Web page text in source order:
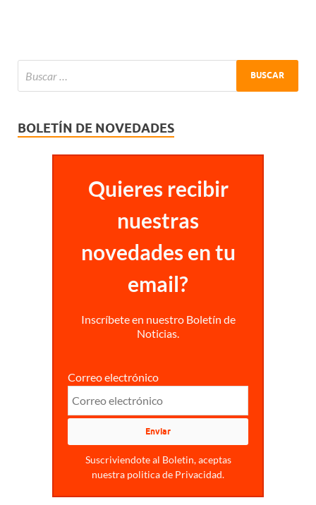
BOLETÍN DE NOVEDADES
Quieres recibir
nuestras
novedades en tu
email?
Inscríbete en nuestro Boletín de
Noticias.
Correo electrónico
Suscriviendote al Boletin, aceptas
nuestra politica de Privacidad.